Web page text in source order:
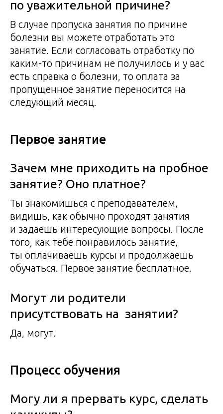
по уважительной причине?
В случае пропуска занятия по причине
болезни вы можете отработать это
занятие. Если согласовать отработку по
каким-то причинам не получилось и у вас
есть справка о болезни, то оплата за
пропущенное занятие переносится на
следующий месяц.
Первое занятие
Зачем мне приходить на пробное
занятие? Оно платное?
Ты знакомишься с преподавателем,
видишь, как обычно проходят занятия
и задаешь интересующие вопросы. После
того, как тебе понравилось занятие,
ты оплачиваешь курсы и продолжаешь
обучаться. Первое занятие бесплатное.
Могут ли родители
присутствовать на занятии?
Да, могут.
Процесс обучения
Могу ли я прервать курс, сделать